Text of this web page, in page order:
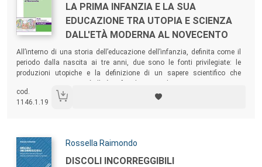
Titolo:
LA PRIMA INFANZIA E LA SUA
EDUCAZIONE TRA UTOPIA E SCIENZA
DALL'ETÀ MODERNA AL NOVECENTO
Sommario:
All’interno di una storia dell’educazione dell’infanzia, definita come il
periodo dalla nascita ai tre anni, due sono le fonti privilegiate: le
produzioni utopiche e la definizione di un sapere scientifico che
aprono a sempre maggiori attenzioni educative.
cod.
1146.1.19
Autori:
Rossella Raimondo
Titolo:
DISCOLI INCORREGGIBILI